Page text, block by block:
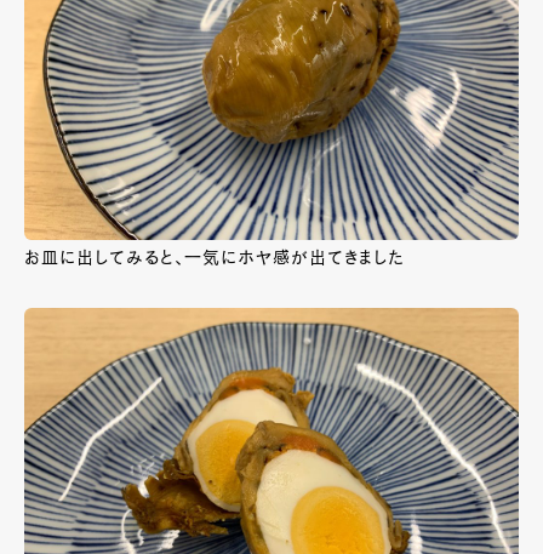
お皿に出してみると、一気にホヤ感が出てきました